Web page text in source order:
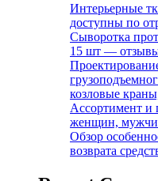
Интерьерные
доступны по
Сыворотка
15 шт —
козловые
Ассортимент и
женщин,
Обзор
возврата